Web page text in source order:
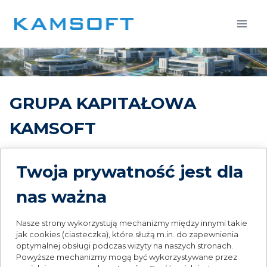
GRUPA KAPITAŁOWA
KAMSOFT
ekosystem wyspecjalizowanych spółek, które wspólnie
rozwijają i dostarczają nowoczesne rozwiązania dla
rynku ochrony zdrowia. Struktura Grupy została
łączenie kompetencji technologicznych,
wdrożeniowych, analitycznych oraz operacyjnych, co
pozwala realizować projekty o skali ogólnopolskiej przy
jednoczesnym zachowaniu lokalnego wsparcia dla
Twoja prywatność jest dla
nas ważna
Nasze strony wykorzystują mechanizmy między innymi takie
jak cookies (ciasteczka), które służą m.in. do zapewnienia
optymalnej obsługi podczas wizyty na naszych stronach.
Powyższe mechanizmy mogą być wykorzystywane przez